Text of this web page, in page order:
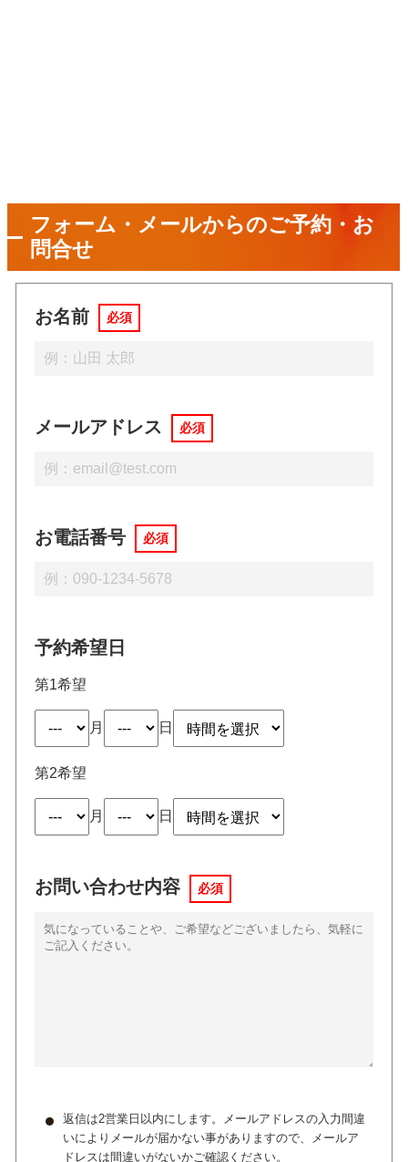
フォーム・メールからのご予約・お
問合せ
お名前 必須
メールアドレス 必須
お電話番号 必須
予約希望日
第1希望
月 日
第2希望
月 日
お問い合わせ内容 必須
返信は2営業日以内にします。メールアドレスの入力間違
いによりメールが届かない事がありますので、メールア
ドレスは間違いがないかご確認ください。